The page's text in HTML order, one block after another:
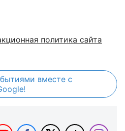
политика сайта
вместе с